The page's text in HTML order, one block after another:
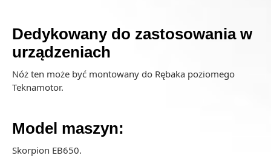
Dedykowany do zastosowania w
urządzeniach
Nóż ten może być montowany do Rębaka poziomego
Teknamotor.
Model maszyn:
Skorpion EB650.